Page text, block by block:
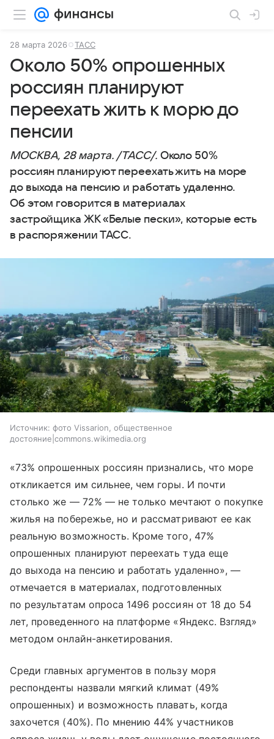
28 марта 2026 ТАСС
Около 50% опрошенных
россиян планируют
переехать жить к морю до
пенсии
МОСКВА, 28 марта. /ТАСС/. Около 50%
россиян планируют переехать жить на море
до выхода на пенсию и работать удаленно.
Об этом говорится в материалах
застройщика ЖК «Белые пески», которые есть
в распоряжении ТАСС.
Источник: фото Vissarion, общественное
достояние|commons.wikimedia.org
«73% опрошенных россиян признались, что море
откликается им сильнее, чем горы. И почти
столько же — 72% — не только мечтают о покупке
жилья на побережье, но и рассматривают ее как
реальную возможность. Кроме того, 47%
опрошенных планируют переехать туда еще
до выхода на пенсию и работать удаленно», —
отмечается в материалах, подготовленных
по результатам опроса 1496 россиян от 18 до 54
лет, проведенного на платформе «Яндекс. Взгляд»
методом онлайн-анкетирования.
Среди главных аргументов в пользу моря
респонденты назвали мягкий климат (49%
опрошенных) и возможность плавать, когда
захочется (40%). По мнению 44% участников